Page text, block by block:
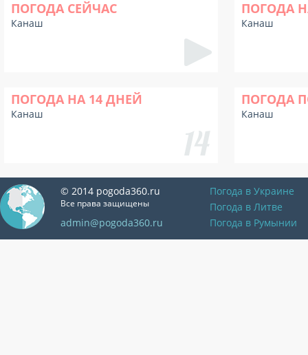
ПОГОДА СЕЙЧАС
Канаш
ПОГОДА
Канаш
ПОГОДА НА 14 ДНЕЙ
Канаш
ПОГОДА
Канаш
© 2014 pogoda360.ru
Все права защищены
admin@pogoda360.ru
Погода в Украине
Погода в Литве
Погода в Румынии